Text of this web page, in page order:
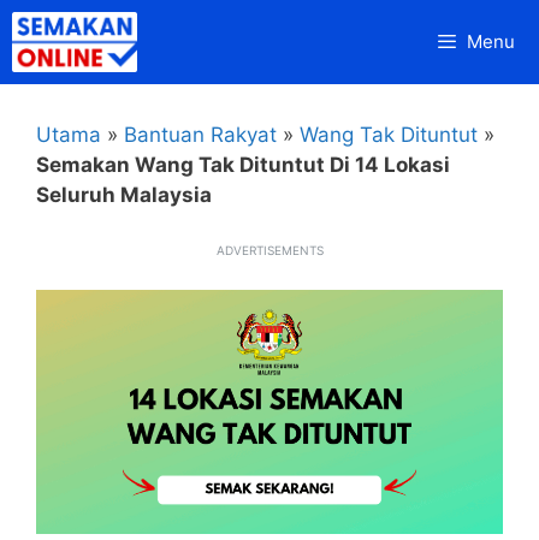
Skip
to
content
Menu
Utama » Bantuan Rakyat » Wang Tak Dituntut »
Semakan Wang Tak Dituntut Di 14 Lokasi
Seluruh Malaysia
ADVERTISEMENTS